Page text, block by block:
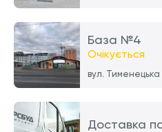
База №4
Очікується
вул. Тименецька
Доставка